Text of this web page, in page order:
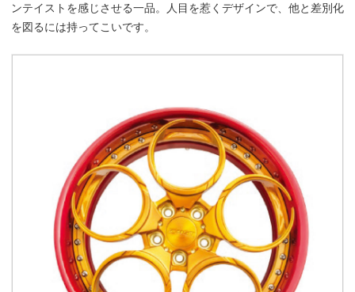
ンテイストを感じさせる一品。人目を惹くデザインで、他と差別化
を図るには持ってこいです。